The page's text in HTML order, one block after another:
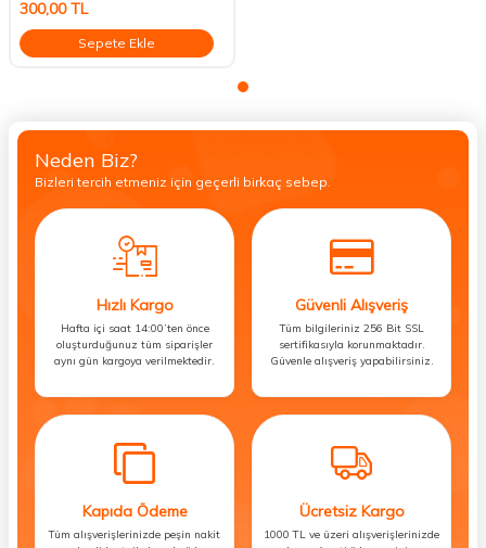
300,00TL
Sepete Ekle
Neden Biz?
Bizleri tercih etmeniz için geçerli birkaç sebep.
Hızlı Kargo
Hafta içi saat 14:00’ten önce
oluşturduğunuz tüm siparişler
aynı gün kargoya verilmektedir.
Güvenli Alışveriş
Tüm bilgileriniz 256 Bit SSL
sertifikasıyla korunmaktadır.
Güvenle alışveriş yapabilirsiniz.
Kapıda Ödeme
Tüm alışverişlerinizde peşin nakit
Ücretsiz Kargo
1000 TL ve üzeri alışverişlerinizde